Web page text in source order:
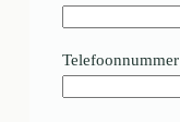
Telefoonnummer